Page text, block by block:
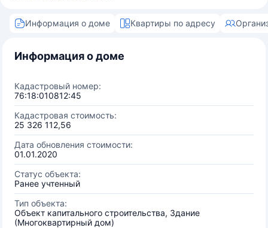
Информация о доме Квартиры по адресу
Информация о доме
Кадастровый номер:
76:18:010812:45
Кадастровая стоимость:
25 326 112,56
Дата обновления стоимости:
01.01.2020
Статус объекта:
Ранее учтенный
Тип объекта:
Объект капитального строительства, Здание
(Многоквартирный дом)